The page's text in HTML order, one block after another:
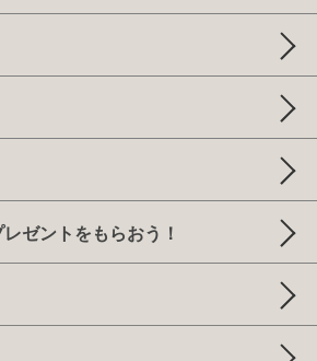
ゼントをもらおう！